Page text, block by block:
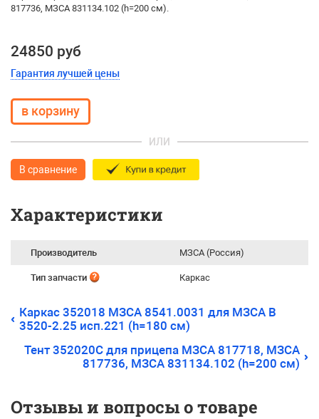
817736, МЗСА 831134.102 (h=200 см).
24850 руб
Гарантия лучшей цены
ИЛИ
В сравнение
Характеристики
Производитель МЗСА (Россия)
Тип запчасти Каркас
Каркас 352018 МЗСА 8541.0031 для МЗСА B
3520-2.25 исп.221 (h=180 см)
Тент 352020С для прицепа МЗСА 817718, МЗСА
817736, МЗСА 831134.102 (h=200 см)
Отзывы и вопросы о товаре